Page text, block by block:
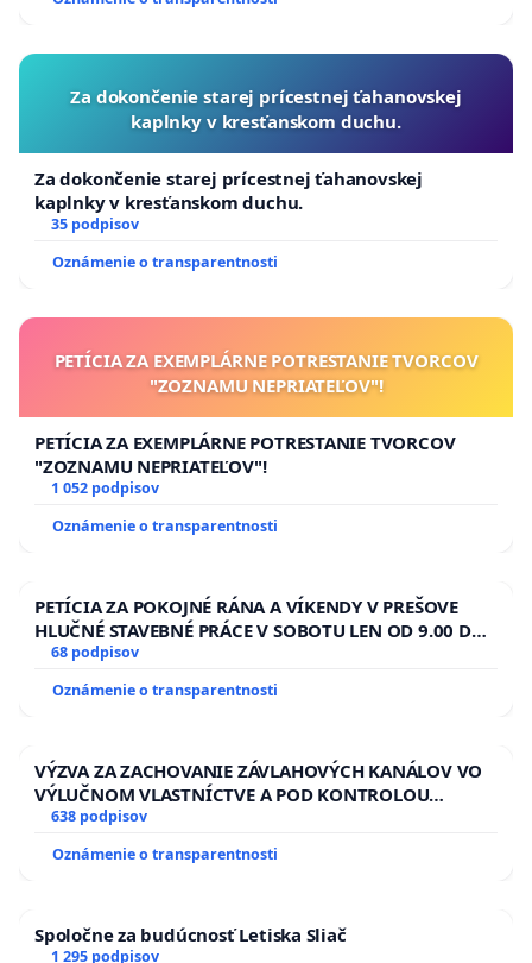
Za dokončenie starej prícestnej ťahanovskej
kaplnky v kresťanskom duchu.
Za dokončenie starej prícestnej ťahanovskej
kaplnky v kresťanskom duchu.
35 podpisov
Oznámenie o transparentnosti
PETÍCIA ZA EXEMPLÁRNE POTRESTANIE TVORCOV
"ZOZNAMU NEPRIATEĽOV"!
PETÍCIA ZA EXEMPLÁRNE POTRESTANIE TVORCOV
"ZOZNAMU NEPRIATEĽOV"!
1 052 podpisov
Oznámenie o transparentnosti
PETÍCIA ZA POKOJNÉ RÁNA A VÍKENDY V PREŠOVE
HLUČNÉ STAVEBNÉ PRÁCE V SOBOTU LEN OD 9.00 DO
13.00 HOD., CEZ PRACOVNÝ TÝŽDEŇ CIEĽ 8.00 – 18.00
ĎUMBIERSKEJ/MAGU
68 podpisov
Oznámenie o transparentnosti
VÝZVA ZA ZACHOVANIE ZÁVLAHOVÝCH KANÁLOV VO
VÝLUČNOM VLASTNÍCTVE A POD KONTROLOU
SLOVENSKEJ REPUBLIKY & žiadosť na riešenie
kanálov na Slovensku
638 podpisov
Oznámenie o transparentnosti
Spoločne za budúcnosť Letiska Sliač
1 295 podpisov